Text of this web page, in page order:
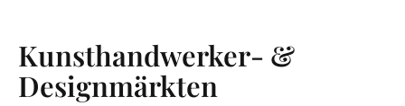
Kunsthandwerker- &
Designmärkten